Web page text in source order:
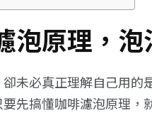
泡原理，
卻未必真正理解自己用
先搞懂咖啡濾泡原理，